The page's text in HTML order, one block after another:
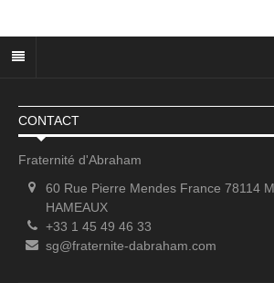
CONTACT
Fraternité d'Abraham
60 Rue Pierre Mendes France 78114
HAMEAUX
+33 1 45 49 46 33
sg@fraternite-dabraham.com